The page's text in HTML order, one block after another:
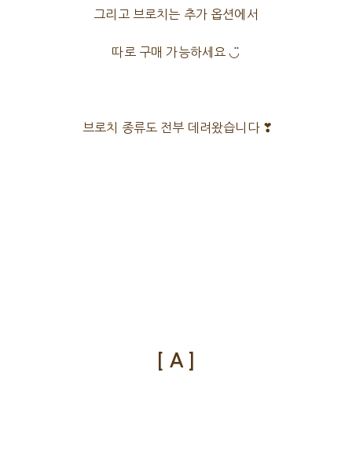
그리고 브로치는 추가 옵션에서
따로 구매 가능하세요 ◡̈
브로치 종류도 전부 데려왔습니다 ❣
[ A ]